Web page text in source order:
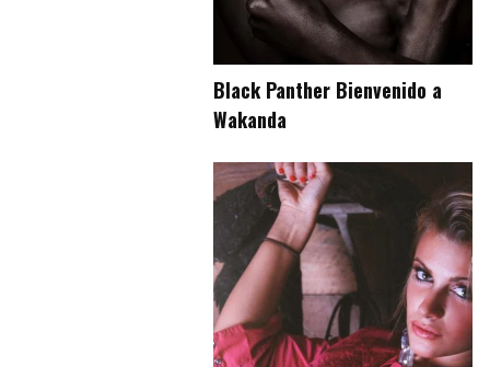
Black Panther Bienvenido a
Wakanda